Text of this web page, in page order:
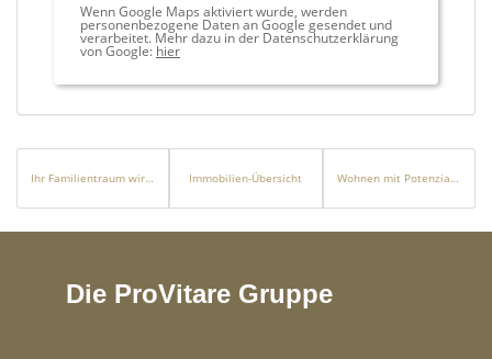
Wenn Google Maps aktiviert wurde, werden
personenbezogene Daten an Google gesendet und
verarbeitet. Mehr dazu in der Datenschutzerklärung
von Google: hier
Ihr Familientraum wird Wirklichkeit Immobilien-Übersicht Wohnen mit Potenzial – 3-Zimmer-Wohnung mit Balkon und ausbaufähigem Spitzboden
Die ProVitare Gruppe